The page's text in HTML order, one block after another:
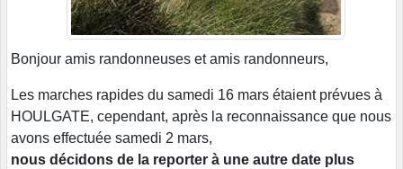
Bonjour amis randonneuses et amis randonneurs,
Les marches rapides du samedi 16 mars étaient prévues à
HOULGATE, cependant, après la reconnaissance que nous
avons effectuée samedi 2 mars,
nous décidons de la reporter à une autre date plus